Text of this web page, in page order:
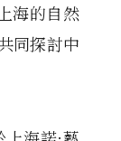
海的自然
同探討中